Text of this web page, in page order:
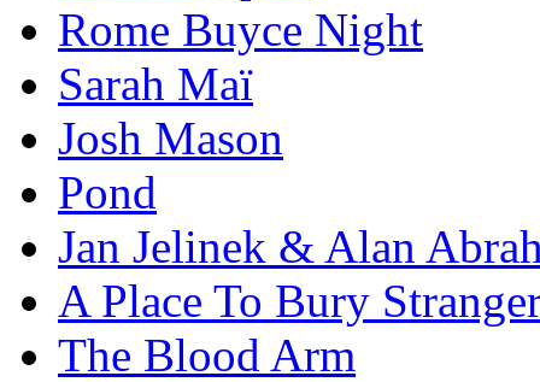
Rome Buyce Night
Sarah Maï
Josh Mason
Pond
Jan Jelinek & Alan
A Place To Bury
The Blood Arm